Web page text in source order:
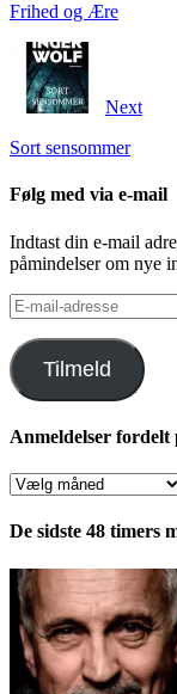
Frihed og Ære
Next
Sort sensommer
Følg med via e-mail
Indtast din e-mail
påmindelser om nye
E-
mail-
adresse
Tilmeld
Anmeldelser fordelt
Anmeldelser
pr.
De sidste 48 timers